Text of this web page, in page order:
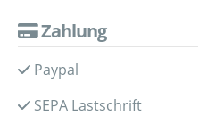
Zahlung
Paypal
SEPA Lastschrift